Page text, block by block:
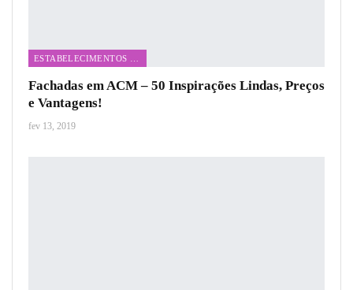
Fachadas em ACM – 50 Inspirações Lindas, Preços
e Vantagens!
fev 13, 2019